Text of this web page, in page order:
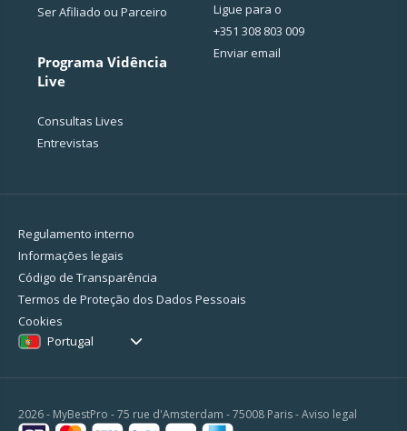
Ser Afiliado ou Parceiro
Programa Vidência
Live
Consultas Lives
Entrevistas
Ligue para o
+351 308 803 009
Enviar email
Regulamento interno
Informações legais
Código de Transparência
Termos de Proteção dos Dados Pessoais
Cookies
Portugal
2026 - MyBestPro - 75 rue d'Amsterdam - 75008 Paris -Aviso legal